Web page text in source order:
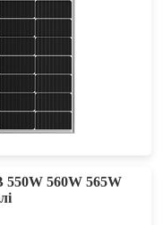
550W 560W 565W